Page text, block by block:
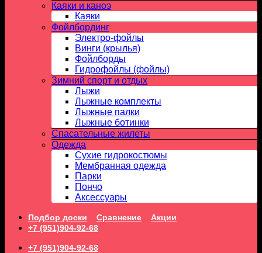
Каяки и каноэ
Каяки
Фойлбординг
Электро-фойлы
Винги (крылья)
Фойлборды
Гидрофойлы (фойлы)
Зимний спорт и отдых
Лыжи
Лыжные комплекты
Лыжные палки
Лыжные ботинки
Спасательные жилеты
Одежда
Сухие гидрокостюмы
Мембранная одежда
Парки
Пончо
Аксессуары
Подбор доски Сравнение
Акции
+7 (951)904-92-68
+7 (951)904-92-68